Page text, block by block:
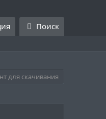
Поиск
для скачивания